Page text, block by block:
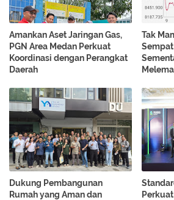
Amankan Aset Jaringan Gas,
PGN Area Medan Perkuat
Koordinasi dengan Perangkat
Daerah
Tak
Dukung Pembangunan
Rumah yang Aman dan